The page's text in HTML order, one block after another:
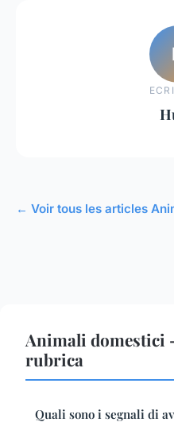
← Voir tous les articles
Animali domestici
rubrica
Quali sono i segnali di